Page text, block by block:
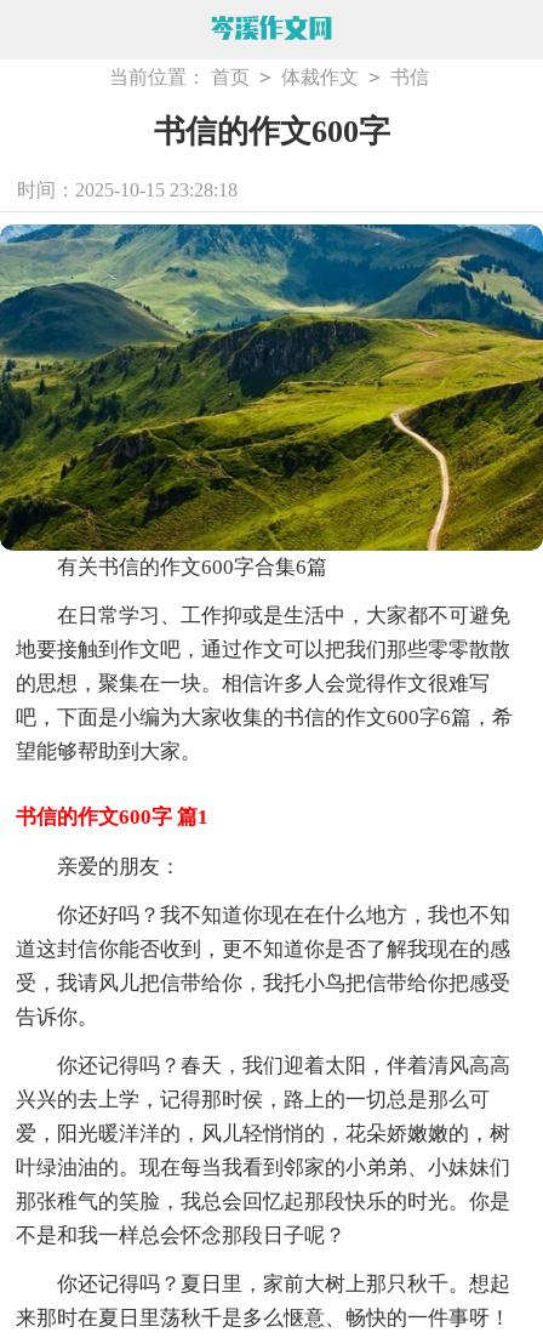
当前位置： 首页 > 体裁作文 > 书信
书信的作文600字
时间：2025-10-15 23:28:18
有关书信的作文600字合集6篇
在日常学习、工作抑或是生活中，大家都不可避免
地要接触到作文吧，通过作文可以把我们那些零零散散
的思想，聚集在一块。相信许多人会觉得作文很难写
吧，下面是小编为大家收集的书信的作文600字6篇，希
望能够帮助到大家。
书信的作文600字 篇1
亲爱的朋友：
你还好吗？我不知道你现在在什么地方，我也不知
道这封信你能否收到，更不知道你是否了解我现在的感
受，我请风儿把信带给你，我托小鸟把信带给你把感受
告诉你。
你还记得吗？春天，我们迎着太阳，伴着清风高高
兴兴的去上学，记得那时侯，路上的一切总是那么可
爱，阳光暖洋洋的，风儿轻悄悄的，花朵娇嫩嫩的，树
叶绿油油的。现在每当我看到邻家的小弟弟、小妹妹们
那张稚气的笑脸，我总会回忆起那段快乐的时光。你是
不是和我一样总会怀念那段日子呢？
你还记得吗？夏日里，家前大树上那只秋千。想起
来那时在夏日里荡秋千是多么惬意、畅快的一件事呀！